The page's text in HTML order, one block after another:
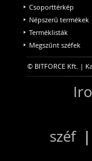
Csoporttérkép
Népszerű termékek
Terméklisták
Megszűnt széfek
© BITFORCE Kft. |
széf|